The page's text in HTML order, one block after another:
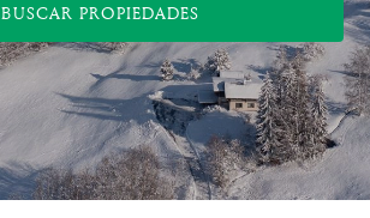
BUSCAR PROPIEDADES